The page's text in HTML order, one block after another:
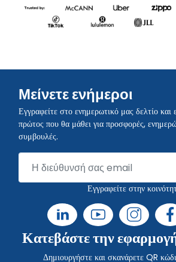
Μείνετε ενήμεροι
Εγγραφείτε στο ενημερωτικό μας δελτίο και
πρώτος που θα μάθει για προσφορές,
συμβουλές.
Εγγραφείτε στην
Κατεβάστε την
Δημιουργήστε και σκανάρετε QR